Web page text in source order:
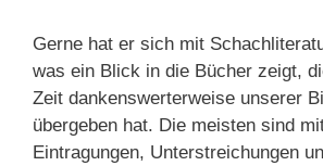
Gerne hat er sich mit
was ein Blick in die Bücher zeigt,
Zeit dankenswerterweise unserer
übergeben hat. Die meisten sind
Eintragungen, Unterstreichungen